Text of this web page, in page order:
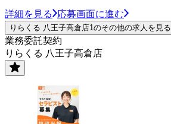
詳細を見る 応募画面に進む
りらくる 八王子高倉店1のその他の求人を見る
業務委託契約
りらくる 八王子高倉店